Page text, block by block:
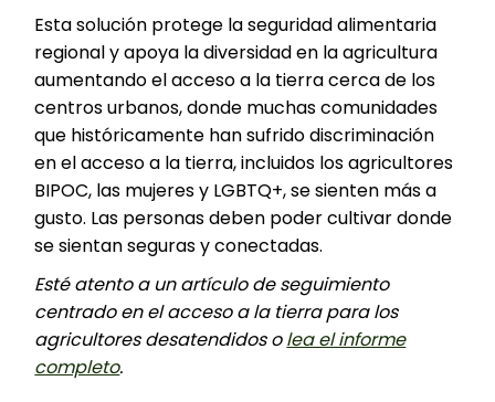
Esta solución protege la seguridad alimentaria
regional y apoya la diversidad en la agricultura
aumentando el acceso a la tierra cerca de los
centros urbanos, donde muchas comunidades
que históricamente han sufrido discriminación
en el acceso a la tierra, incluidos los agricultores
BIPOC, las mujeres y LGBTQ+, se sienten más a
gusto. Las personas deben poder cultivar donde
se sientan seguras y conectadas.
Esté atento a un artículo de seguimiento
centrado en el acceso a la tierra para los
agricultores desatendidos olea el informe
completo.